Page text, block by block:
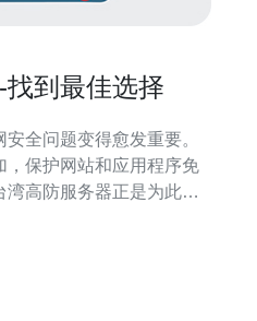
到最佳选择
全问题变得愈发重要。
，保护网站和应用程序免
高防服务器正是为此而
保护网站免受DDoS攻